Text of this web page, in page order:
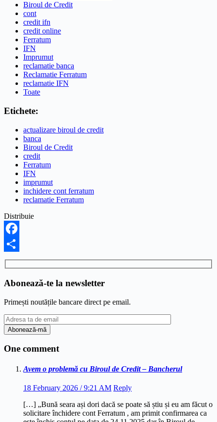
Biroul de Credit
cont
credit ifn
credit online
Ferratum
IFN
Imprumut
reclamatie banca
Reclamatie Ferratum
reclamatie IFN
Toate
Etichete:
actualizare biroul de credit
banca
Biroul de Credit
credit
Ferratum
IFN
imprumut
inchidere cont ferratum
reclamatie Ferratum
Distribuie
Facebook
Share
Abonează-te la newsletter
Primești noutățile bancare direct pe email.
One comment
Avem o problemă cu Biroul de Credit – Bancherul
18 February 2026 / 9:21 AM Reply
[…] „Bună seara ași dori dacă se poate să știu și eu am făcut o
solicitare închidere cont Ferratum , am primit confirmarea ca